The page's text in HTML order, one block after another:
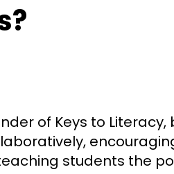
of Keys to Literacy,
students the